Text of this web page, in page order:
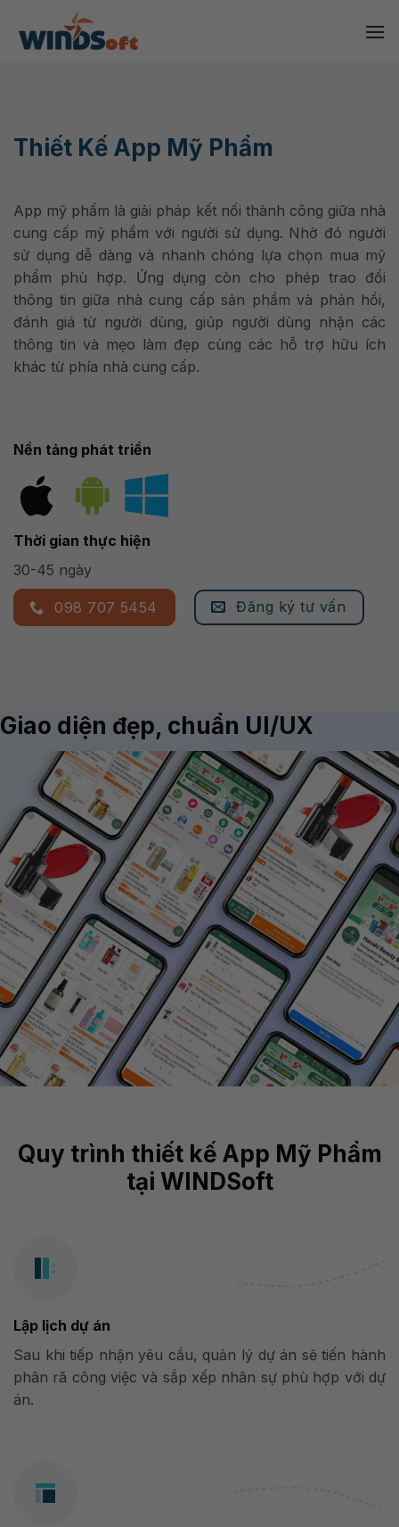
content
Thiết Kế App Mỹ Phẩm
App mỹ phẩm là giải pháp kết nối thành công giữa nhà
cung cấp mỹ phẩm với người sử dụng. Nhờ đó người
sử dụng dễ dàng và nhanh chóng lựa chọn mua mỹ
phẩm phù hợp. Ứng dụng còn cho phép trao đổi
thông tin giữa nhà cung cấp sản phẩm và phản hồi,
đánh giá từ người dùng, giúp người dùng nhận các
thông tin và mẹo làm đẹp cùng các hỗ trợ hữu ích
khác từ phía nhà cung cấp.
Nền tảng phát triển
Thời gian thực hiện
30-45 ngày
098 707 5454 Đăng ký tư vấn
Giao diện đẹp, chuẩn UI/UX
Quy trình thiết kế App Mỹ Phẩm
tại WINDSoft
Lập lịch dự án
Sau khi tiếp nhận yêu cầu, quản lý dự án sẽ tiến hành
phân rã công việc và sắp xếp nhân sự phù hợp với dự
án.